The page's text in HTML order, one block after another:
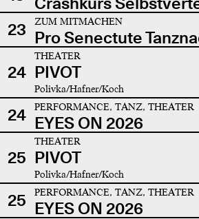
23
ZUM MITMACHEN
Pro Senectute
24
THEATER
PIVOT
Polivka/Hafner/Koch
24 PERFORMANCE, TANZ, THEATER
EYES ON 2026
25
THEATER
PIVOT
Polivka/Hafner/Koch
25 PERFORMANCE, TANZ, THEATER
EYES ON 2026